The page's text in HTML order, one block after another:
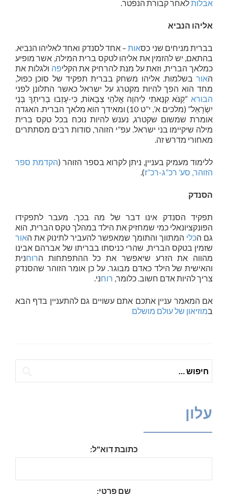
אבלותלאחר קבורת הנפטר.
אליהו הנביא
בברית מניחים שני כסאות– אחד לסנדק ואחד לאליהו הנביא.
בהתאם, יש להזמין את אליהו לטקס ברית המילה, אשר מופיע
כמלאך הברית, וזאת על מנת להרחיק את הקליפה ולגלות את
האור בשלמות. אליהו משחק בברית תפקיד של סוכן כפול,
מחד הוא הפך להיות מקטרג על ישראל כאשר התלונן לפני
הבורא “קַנֹּא קִנֵּאתִי לַיהוָה אֱלֹהֵי צְבָאוֹת, כִּי-עָזְבוּ בְרִיתְךָ בְּנֵי
יִשְׂרָאֵל” (מלכים א’, י”ט 10) ומאידך הוא מלאך הברית. האגדה
אומרת שמשום שקטרג, נענש להיות נוכח בכל טקס ברית
מילה שיקיימו בני ישראל. עפ”י הזוהר, סודות רבים מסתתרים
מאחורי מדרש זה.
ללימוד מעמיק בעניין, ניתן לקרוא בספר הזוהר (הקדמת ספר
הזוהר, סע’ רכ”ג-רכ”ז).
הסנדק
תפקיד הסנדק אינו דבר של מה בכך. מעבר לתפקידו
הפונקציונאלי כמי שמחזיק את הילד במהלך טקס הברית, הוא
גם הכלי המתווך והתומך שמאפשר להעביר לתינוק את האור
שזמין בטקס הברית, שהרי כניסתו בבריתו של אברהם אבינו
מהווה את הזרע שיאפשר את כל ההתפתחות הרוחנית
והאישית של הילד כאדם מבוגר. על כן אומר הזוהר שהסנדק
צריך להיות אדם חשוב. כלומר, רוחני.
אם המאמר עניין אתכם אתם עשויים גם להתעניין בדף הבא
במוזיאון של עולם מושלם
עלון
כתובת דוא"ל:
שם פרטי: